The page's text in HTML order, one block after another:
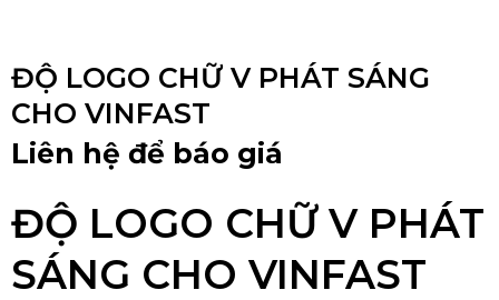
ĐỘ LOGO CHỮ V PHÁT SÁNG
CHO VINFAST
Liên hệ để báo giá
ĐỘ LOGO CHỮ V PHÁT
SÁNG CHO VINFAST